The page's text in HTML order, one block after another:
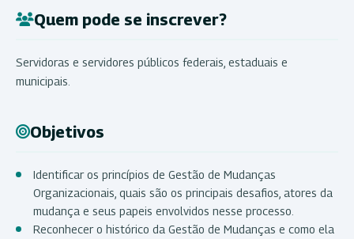
Quem pode se inscrever?
Servidoras e servidores públicos federais, estaduais e
municipais.
Objetivos
Identificar os princípios de Gestão de Mudanças
Organizacionais, quais são os principais desafios, atores da
mudança e seus papeis envolvidos nesse processo.
Reconhecer o histórico da Gestão de Mudanças e como ela